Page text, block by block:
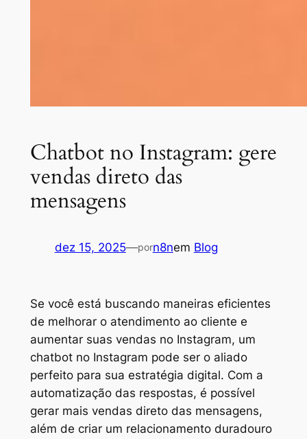
Chatbot no Instagram: gere
vendas direto das
mensagens
dez 15, 2025—porn8nem Blog
Se você está buscando maneiras eficientes
de melhorar o atendimento ao cliente e
aumentar suas vendas no Instagram, um
chatbot no Instagram pode ser o aliado
perfeito para sua estratégia digital. Com a
automatização das respostas, é possível
gerar mais vendas direto das mensagens,
além de criar um relacionamento duradouro